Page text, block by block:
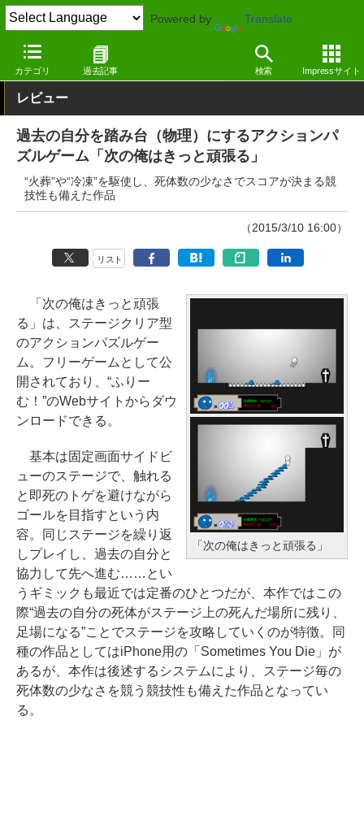
Powered by Translate
カテゴリ 過去記事 検索 Impressサイト
窓の杜 エンタメ ゲーム
レビュー
過去の自分を踏み台（物理）にするアクションパ
ズルゲーム「次の俺はきっと頑張る」
“火葬”や“冷凍”を駆使し、死体数の少なさでスコアが決まる競
技性も備えた作品
（2015/3/10 16:00）
リスト
「次の俺はきっと頑張る」
「次の俺はきっと頑張
る」は、ステージクリア型
のアクションパズルゲー
ム。フリーゲームとして公
開されており、“ふりー
む！”のWebサイトからダウ
ンロードできる。
基本は固定画面サイドビ
ューのステージで、触れる
と即死のトゲを避けながら
ゴールを目指すという内
容。同じステージを繰り返
しプレイし、過去の自分と
協力して先へ進む……とい
うギミックも最近では定番のひとつだが、本作ではこの
際“過去の自分の死体がステージ上の死んだ場所に残り、
足場になる”ことでステージを攻略していくのが特徴。同
種の作品としてはiPhone用の「Sometimes You Die」が
あるが、本作は後述するシステムにより、ステージ毎の
死体数の少なさを競う競技性も備えた作品となってい
る。